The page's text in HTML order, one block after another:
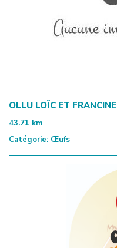
OLLU LOÏC ET FRANCINE
43.71 km
Catégorie: Œufs